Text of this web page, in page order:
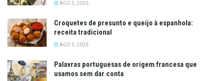
AGO 5, 2026
Croquetes de presunto e queijo à espanhola:
receita tradicional
AGO 5, 2026
Palavras portuguesas de origem francesa que
usamos sem dar conta